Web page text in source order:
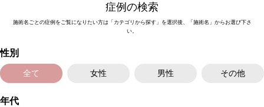
症例の検索
施術名ごとの症例をご覧になりたい方は「カテゴリから探す」を選択後、「施術名」からお選び下さ
い。
性別
全て 女性 男性 その他
年代